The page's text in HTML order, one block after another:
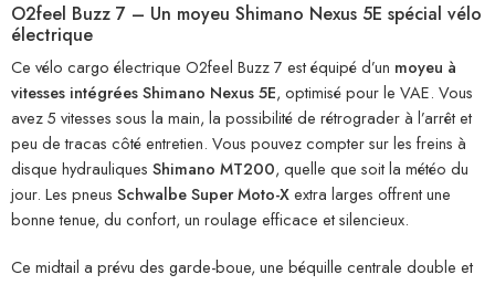
O2feel Buzz 7 – Un moyeu Shimano Nexus 5E spécial vélo
électrique
Ce vélo cargo électrique O2feel Buzz 7 est équipé d’un moyeu à
vitesses intégrées Shimano Nexus 5E, optimisé pour le VAE. Vous
avez 5 vitesses sous la main, la possibilité de rétrograder à l’arrêt et
peu de tracas côté entretien. Vous pouvez compter sur les freins à
disque hydrauliques Shimano MT200, quelle que soit la météo du
jour. Les pneus Schwalbe Super Moto-Xextra larges offrent une
bonne tenue, du confort, un roulage efficace et silencieux.
Ce midtail a prévu des garde-boue, une béquille centrale double et